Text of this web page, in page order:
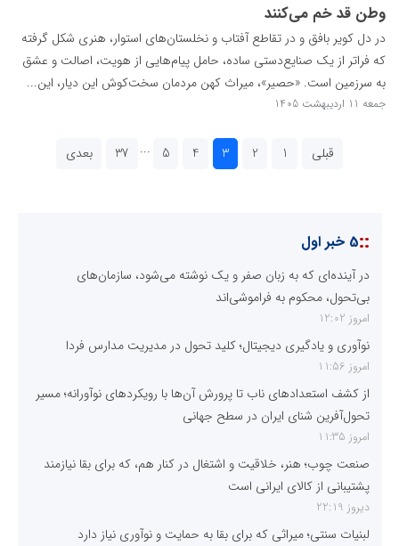
وطن قد خم می‌کنند
در دل کویر بافق و در تقاطع آفتاب و نخلستان‌های استوار، هنری شکل گرفته
که فراتر از یک صنایع‌دستی ساده، حامل پیام‌هایی از هویت، اصالت و عشق
به سرزمین است. «حصیر»، میراث کهن مردمان سخت‌کوش این دیار، این...
جمعه 11 اردیبهشت 1405
قبلی 1
2
3
4
5
...
37 بعدی
::5 خبر اول
در آینده‌ای که به زبان صفر و یک نوشته می‌شود، سازمان‌های
بی‌تحول، محکوم به فراموشی‌اند
امروز 12:02
نوآوری و یادگیری دیجیتال؛ کلید تحول در مدیریت مدارس فردا
امروز 11:56
از کشف استعدادهای ناب تا پرورش آن‌ها با رویکردهای نوآورانه؛ مسیر
تحول‌آفرین شنای ایران در سطح جهانی
امروز 11:35
صنعت چوب؛ هنر، خلاقیت و اشتغال در کنار هم، که برای بقا نیازمند
پشتیبانی از کالای ایرانی است
دیروز 22:19
لبنیات سنتی؛ میراثی که برای بقا به حمایت و نوآوری نیاز دارد